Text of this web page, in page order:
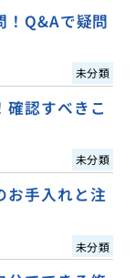
！Q&Aで疑問
未分類
確認すべきこ
未分類
お手入れと注
未分類